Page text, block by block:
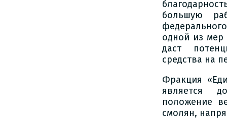
большую
одной из мер
даст
средства на
Фракция
является
положение
смолян,